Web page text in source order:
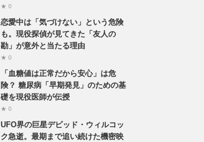
★ 0
恋愛中は「気づけない」という危険
も。現役探偵が見てきた「友人の
勘」が意外と当たる理由
★ 0
「血糖値は正常だから安心」は危
険？ 糖尿病「早期発見」のための基
礎を現役医師が伝授
★ 0
UFO界の巨星デビッド・ウィルコッ
ク急逝。最期まで追い続けた機密映